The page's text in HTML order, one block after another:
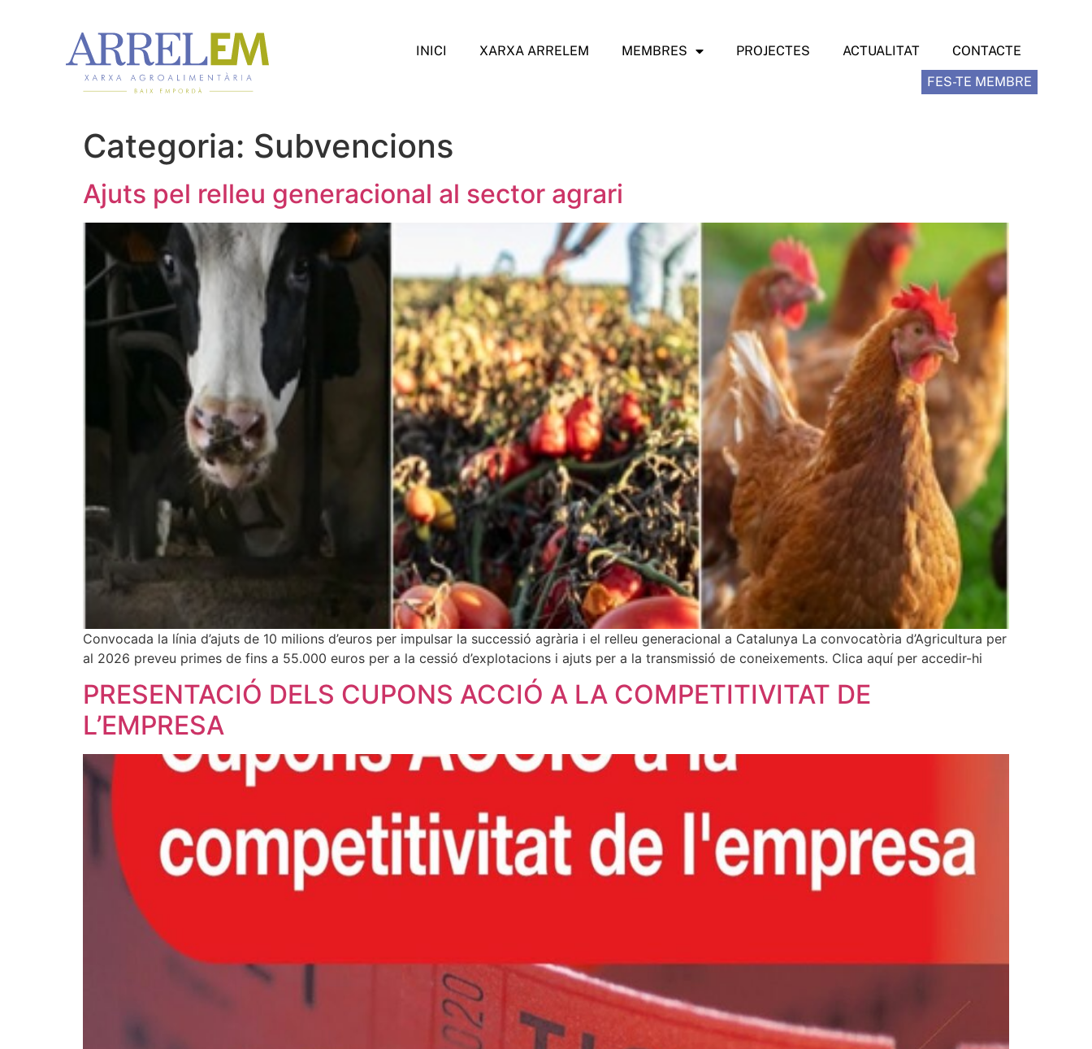
INICI XARXA ARRELEM MEMBRES PROJECTES ACTUALITAT
CONTACTE
FES-TE MEMBRE
Categoria: Subvencions
Ajuts pel relleu generacional al sector agrari
Convocada la línia d’ajuts de 10 milions d’euros per impulsar la successió agrària i el relleu generacional a Catalunya La convocatòria d’Agricultura per
al 2026 preveu primes de fins a 55.000 euros per a la cessió d’explotacions i ajuts per a la transmissió de coneixements. Clica aquí per accedir-hi
PRESENTACIÓ DELS CUPONS ACCIÓ A LA COMPETITIVITAT DE
L’EMPRESA